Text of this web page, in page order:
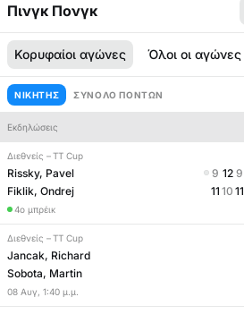
Πινγκ Πονγκ
Κορυφαίοι αγώνες Όλοι οι αγώνες
ΝΙΚΗΤΉΣ ΣΎΝΟΛΟ ΠΌΝΤΩΝ
Εκδηλώσεις
Διεθνείς – TT Cup
Rissky, Pavel
Fiklik, Ondrej
4ο μπρέικ
9 12 9
11 10 11
Διεθνείς – TT Cup
Jancak, Richard
Sobota, Martin
08 Αυγ, 1:40 μ.μ.